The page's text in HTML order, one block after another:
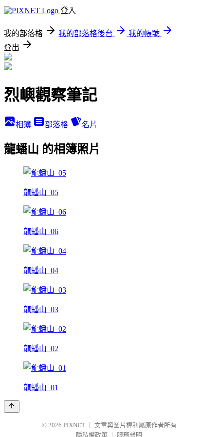
登入
我的部落格 我的部落格後台
我的帳號
登出
烈嶼觀察筆記
相簿 部落格 名片
龍蟠山 的相簿照片
龍蟠山_05
龍蟠山_06
龍蟠山_04
龍蟠山_03
龍蟠山_02
龍蟠山_01
© 2026 PIXNET
文章與圖片權利屬原作者所有
隱私權政策
服務聲明